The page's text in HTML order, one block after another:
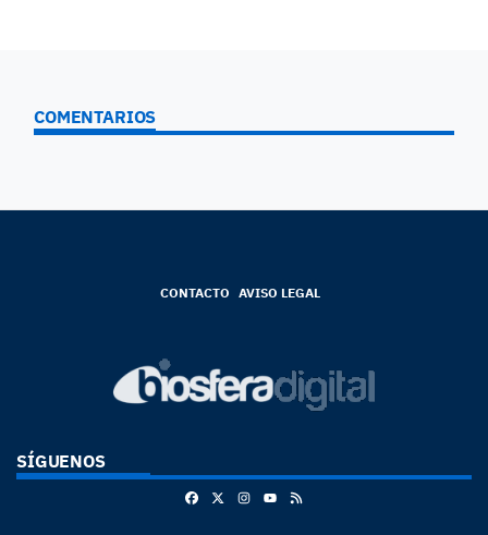
COMENTARIOS
CONTACTO AVISO LEGAL
SÍGUENOS
FacebookInstagram